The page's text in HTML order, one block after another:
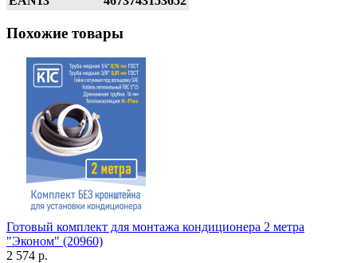
Похожие товары
Готовый комплект для монтажа кондиционера 2 метра
"Эконом" (20960)
2 574 р.